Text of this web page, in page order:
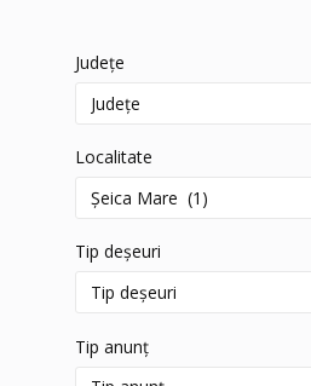
Județe
Localitate
Tip deșeuri
Tip anunț